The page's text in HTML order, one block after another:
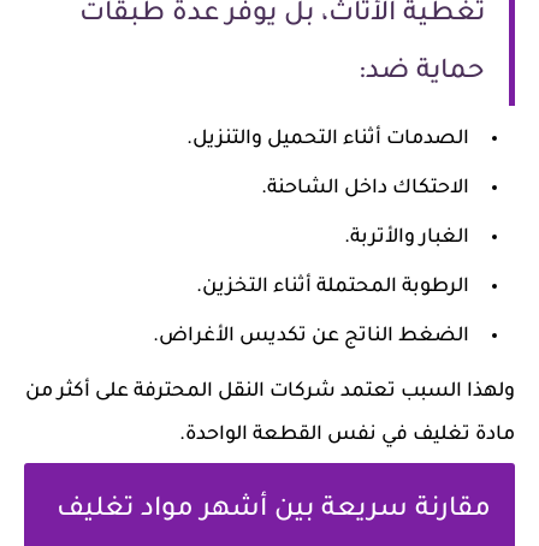
تغطية الأثاث، بل يوفر عدة طبقات
حماية ضد:
الصدمات أثناء التحميل والتنزيل.
الاحتكاك داخل الشاحنة.
الغبار والأتربة.
الرطوبة المحتملة أثناء التخزين.
الضغط الناتج عن تكديس الأغراض.
ولهذا السبب تعتمد شركات النقل المحترفة على أكثر من
مادة تغليف في نفس القطعة الواحدة.
مقارنة سريعة بين أشهر مواد تغليف